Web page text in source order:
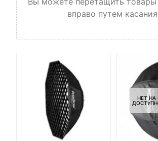
вправо путем
НЕТ НА